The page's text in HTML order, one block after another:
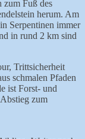
Fuß des
herum. Am
Serpentinen immer
in rund 2 km sind
Trittsicherheit
schmalen Pfaden
ist Forst- und
zum